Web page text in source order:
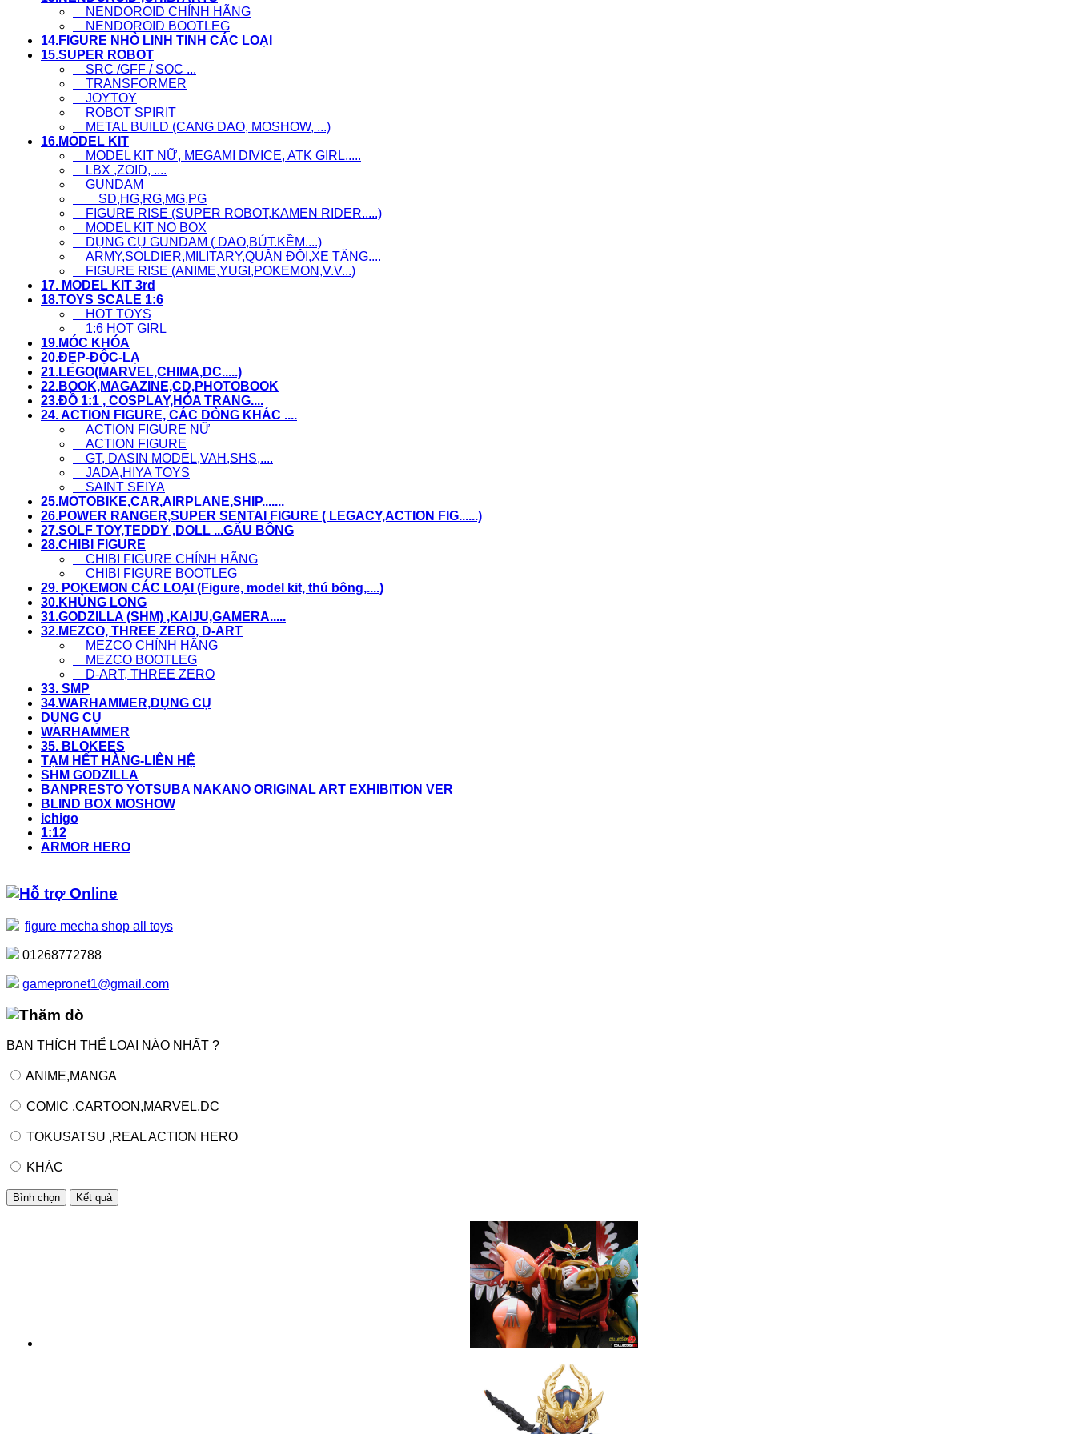
NENDOROID CHÍNH HÃNG
NENDOROID BOOTLEG
14.FIGURE NHỎ LINH TINH CÁC LOẠI
15.SUPER ROBOT
SRC /GFF / SOC ...
TRANSFORMER
JOYTOY
ROBOT SPIRIT
METAL BUILD (CANG DAO, MOSHOW, ...)
16.MODEL KIT
MODEL KIT NỮ, MEGAMI DIVICE, ATK GIRL.....
LBX ,ZOID, ....
GUNDAM
SD,HG,RG,MG,PG
FIGURE RISE (SUPER ROBOT,KAMEN RIDER.....)
MODEL KIT NO BOX
DỤNG CỤ GUNDAM ( DAO,BÚT.KỀM....)
ARMY,SOLDIER,MILITARY,QUÂN ĐỘI,XE TĂNG....
FIGURE RISE (ANIME,YUGI,POKEMON,V.V...)
17. MODEL KIT 3rd
18.TOYS SCALE 1:6
HOT TOYS
1:6 HOT GIRL
19.MÓC KHÓA
20.ĐẸP-ĐỘC-LẠ
21.LEGO(MARVEL,CHIMA,DC.....)
22.BOOK,MAGAZINE,CD,PHOTOBOOK
23.ĐỒ 1:1 , COSPLAY,HÓA TRANG....
24. ACTION FIGURE, CÁC DÒNG KHÁC ....
ACTION FIGURE NỮ
ACTION FIGURE
GT, DASIN MODEL,VAH,SHS,....
JADA,HIYA TOYS
SAINT SEIYA
25.MOTOBIKE,CAR,AIRPLANE,SHIP.......
26.POWER RANGER,SUPER SENTAI FIGURE ( LEGACY,ACTION FIG......)
27.SOLF TOY,TEDDY ,DOLL ...GẤU BÔNG
28.CHIBI FIGURE
CHIBI FIGURE CHÍNH HÃNG
CHIBI FIGURE BOOTLEG
29. POKEMON CÁC LOẠI (Figure, model kit, thú bông,....)
30.KHỦNG LONG
31.GODZILLA (SHM) ,KAIJU,GAMERA.....
32.MEZCO, THREE ZERO, D-ART
MEZCO CHÍNH HÃNG
MEZCO BOOTLEG
D-ART, THREE ZERO
33. SMP
34.WARHAMMER,DỤNG CỤ
DỤNG CỤ
WARHAMMER
35. BLOKEES
TẠM HẾT HÀNG-LIÊN HỆ
SHM GODZILLA
BANPRESTO YOTSUBA NAKANO ORIGINAL ART EXHIBITION VER
BLIND BOX MOSHOW
ichigo
1:12
ARMOR HERO
Hỗ trợ Online
figure mecha shop all toys
01268772788
gamepronet1@gmail.com
Thăm dò
BẠN THÍCH THỂ LOẠI NÀO NHẤT ?
ANIME,MANGA
COMIC ,CARTOON,MARVEL,DC
TOKUSATSU ,REAL ACTION HERO
KHÁC